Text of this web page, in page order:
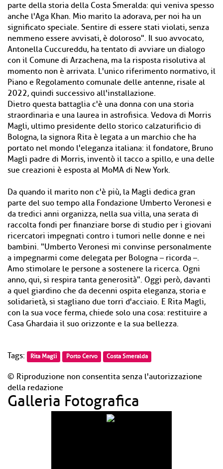
parte della storia della Costa Smeralda: qui veniva spesso
anche l'Aga Khan. Mio marito la adorava, per noi ha un
significato speciale. Sentire di essere stati violati, senza
nemmeno essere avvisati, è doloroso". Il suo avvocato,
Antonella Cuccureddu, ha tentato di avviare un dialogo
con il Comune di Arzachena, ma la risposta risolutiva al
momento non è arrivata. L'unico riferimento normativo, il
Piano e Regolamento comunale delle antenne, risale al
2022, quindi successivo all'installazione.
Dietro questa battaglia c'è una donna con una storia
straordinaria e una laurea in astrofisica. Vedova di Morris
Magli, ultimo presidente dello storico calzaturificio di
Bologna, la signora Rita è legata a un marchio che ha
portato nel mondo l'eleganza italiana: il fondatore, Bruno
Magli padre di Morris, inventò il tacco a spillo, e una delle
sue creazioni è esposta al MoMA di New York.
Da quando il marito non c'è più, la Magli dedica gran
parte del suo tempo alla Fondazione Umberto Veronesi e
da tredici anni organizza, nella sua villa, una serata di
raccolta fondi per finanziare borse di studio per i giovani
ricercatori impegnati contro i tumori nelle donne e nei
bambini. "Umberto Veronesi mi convinse personalmente
a impegnarmi come delegata per Bologna – ricorda –.
Amo stimolare le persone a sostenere la ricerca. Ogni
anno, qui, si respira tanta generosità". Oggi però, davanti
a quel giardino che da decenni ospita eleganza, storia e
solidarietà, si stagliano due torri d'acciaio. E Rita Magli,
con la sua voce ferma, chiede solo una cosa: restituire a
Casa Ghardaia il suo orizzonte e la sua bellezza.
Tags: Rita Magli Porto Cervo Costa Smeralda
© Riproduzione non consentita senza l'autorizzazione
della redazione
Galleria Fotografica